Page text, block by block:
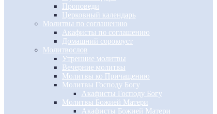
Проповеди
Церковный календарь
Молитвы по соглашению
Акафисты по соглашению
Домашний сорокоуст
Молитвослов
Утренние молитвы
Вечерние молитвы
Молитвы ко Причащению
Молитвы Господу Богу
Акафисты Господу Богу
Молитвы Божией Матери
Акафисты Божией Матери